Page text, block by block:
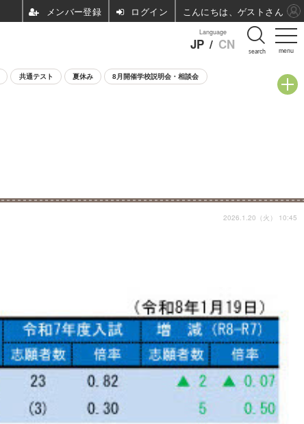
menu
Language
JP / CN search
共通テスト 夏休み 8月開催学校説明会・相談会
2026.1.20（火） 10:45
ログイン こんにちは、ゲストさん